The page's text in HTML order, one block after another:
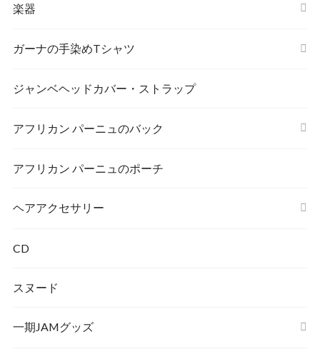
楽器
アサラト
打楽器
ガーナの手染めTシャツ
MAMA AFRICA
AFRICA UNITE
ジャンベヘッドカバー・ストラップ
アフリカン パーニュのバック
トートバック
アフリカン パーニュのポーチ
ヘアアクセサリー
シュシュ
CD
スヌード
一期JAMグッズ